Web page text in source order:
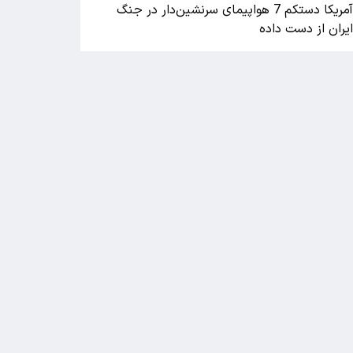
آمریکا دستکم 7 هواپیمای سرنشین‌دار در جنگ
ایران از دست داده